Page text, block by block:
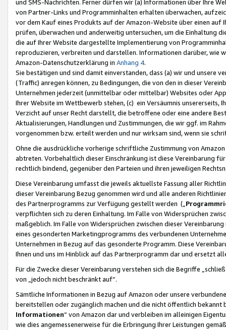
und SMS-Nachrichten. Ferner dürfen wir (a) Informationen über Ihre
von Partner-Links und Programminhalten erhalten überwachen,
vor dem Kauf eines Produkts auf der Amazon-Website über einen
prüfen, überwachen und anderweitig untersuchen, um die Einhaltung
die auf Ihrer Website dargestellte Implementierung von
reproduzieren, verbreiten und darstellen. Informationen darüber, wie
Amazon-Datenschutzerklärung in Anhang 4.
Sie bestätigen und sind damit einverstanden, dass (a) wir und
(Traffic) anregen können, zu Bedingungen, die von den in dieser
Unternehmen jederzeit (unmittelbar oder mittelbar) Websites oder
Ihrer Website im Wettbewerb stehen, (c) ein Versäumnis unsererseits,
Verzicht auf unser Recht darstellt, die betroffene oder eine andere
Aktualisierungen, Handlungen und Zustimmungen, die wir ggf. im
vorgenommen bzw. erteilt werden und nur wirksam sind, wenn sie
Ohne die ausdrückliche vorherige schriftliche Zustimmung von
abtreten. Vorbehaltlich dieser Einschränkung ist diese Vereinbarung
rechtlich bindend, gegenüber den Parteien und ihren jeweiligen
Diese Vereinbarung umfasst die jeweils aktuellste Fassung aller
dieser Vereinbarung Bezug genommen wird und alle anderen
des Partnerprogramms zur Verfügung gestellt werden („
verpflichten sich zu deren Einhaltung. Im Falle von Widersprüchen
maßgeblich. Im Falle von Widersprüchen zwischen dieser
eines gesonderten Marketingprogramms des verbundenen
Unternehmen in Bezug auf das gesonderte Programm. Diese
Ihnen und uns im Hinblick auf das Partnerprogramm dar und ersetzt
Für die Zwecke dieser Vereinbarung verstehen sich die Begriffe
von „jedoch nicht beschränkt auf“.
Sämtliche Informationen in Bezug auf Amazon oder unsere
bereitstellen oder zugänglich machen und die nicht öffentlich
Informationen“ von Amazon dar und verbleiben im alleinigen
wie dies angemessenerweise für die Erbringung Ihrer Leistungen